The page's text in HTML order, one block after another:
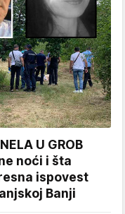
U GROB
noći i šta
ispovest
Banji